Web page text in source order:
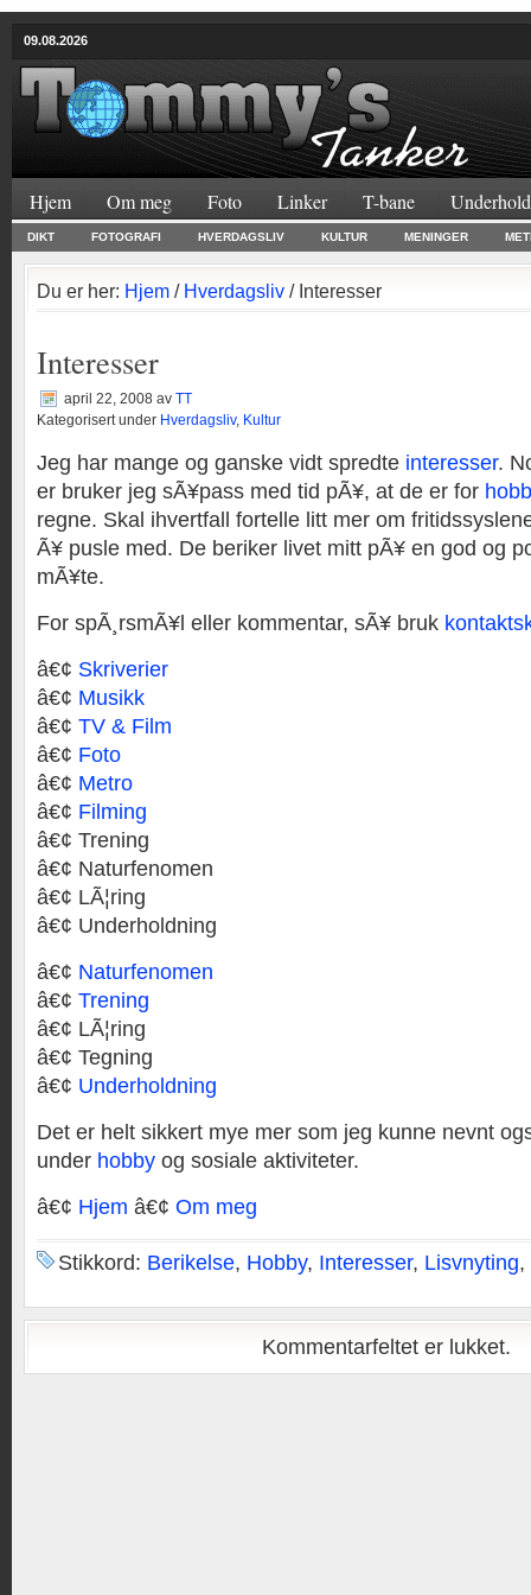
09.08.2026
Hjem Om meg Foto Linker T-bane
DIKT FOTOGRAFI HVERDAGSLIV KULTUR MENINGER
Du er her: Hjem / Hverdagsliv / Interesser
Interesser
april 22, 2008 av TT
Kategorisert under Hverdagsliv, Kultur
Jeg har mange og ganske vidt spredte interesser.
er bruker jeg sÃ¥pass med tid pÃ¥, at de er for
regne. Skal ihvertfall fortelle litt mer om
Ã¥ pusle med. De beriker livet mitt pÃ¥ en god og
mÃ¥te.
For spÃ¸rsmÃ¥l eller kommentar, sÃ¥ bruk
â€¢ Skriverier
â€¢ Musikk
â€¢ TV & Film
â€¢ Foto
â€¢ Metro
â€¢ Filming
â€¢ Trening
â€¢ Naturfenomen
â€¢ LÃ¦ring
â€¢ Underholdning
â€¢ Naturfenomen
â€¢ Trening
â€¢ LÃ¦ring
â€¢ Tegning
â€¢ Underholdning
Det er helt sikkert mye mer som jeg kunne nevnt
under hobby og sosiale aktiviteter.
â€¢ Hjem â€¢ Om meg
Stikkord: Berikelse, Hobby, Interesser, Lisvnyting,
Kommentarfeltet er lukket.